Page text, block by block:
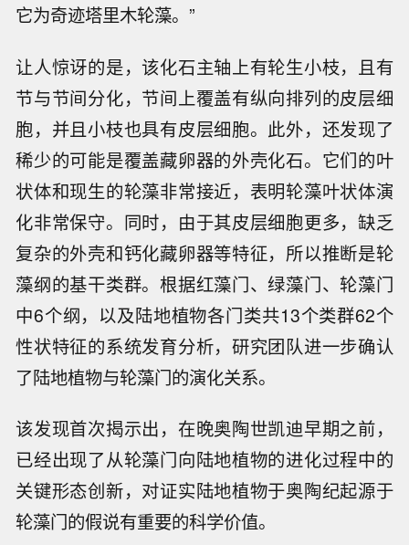
它为奇迹塔里木轮藻。”
让人惊讶的是，该化石主轴上有轮生小枝，且有
节与节间分化，节间上覆盖有纵向排列的皮层细
胞，并且小枝也具有皮层细胞。此外，还发现了
稀少的可能是覆盖藏卵器的外壳化石。它们的叶
状体和现生的轮藻非常接近，表明轮藻叶状体演
化非常保守。同时，由于其皮层细胞更多，缺乏
复杂的外壳和钙化藏卵器等特征，所以推断是轮
藻纲的基干类群。根据红藻门、绿藻门、轮藻门
中6个纲，以及陆地植物各门类共13个类群62个
性状特征的系统发育分析，研究团队进一步确认
了陆地植物与轮藻门的演化关系。
该发现首次揭示出，在晚奥陶世凯迪早期之前，
已经出现了从轮藻门向陆地植物的进化过程中的
关键形态创新，对证实陆地植物于奥陶纪起源于
轮藻门的假说有重要的科学价值。